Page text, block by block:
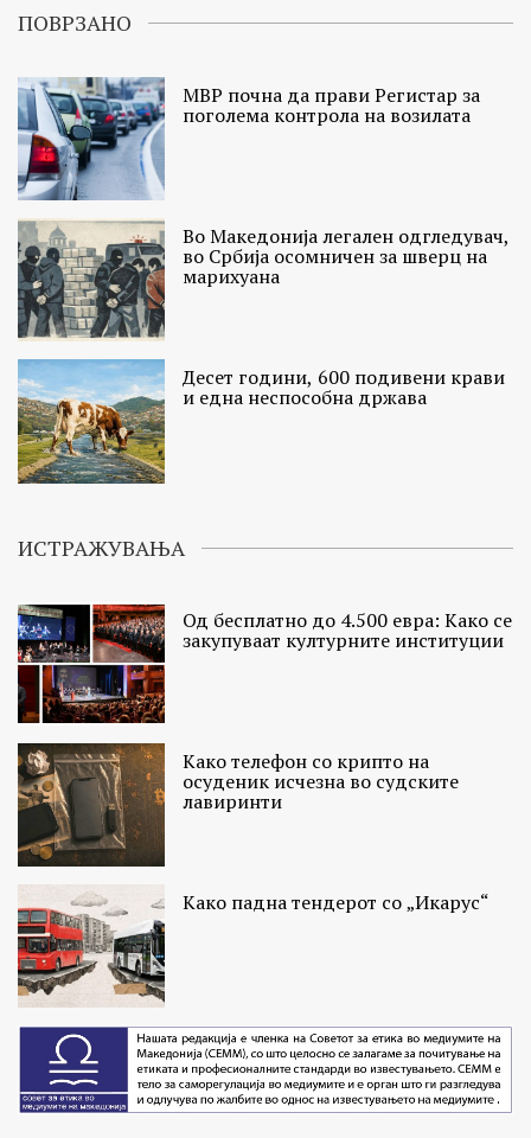
ПОВРЗАНО
МВР почна да прави Регистар за
поголема контрола на возилата
Во Македонија легален одгледувач,
во Србија осомничен за шверц на
марихуана
Десет години, 600 подивени крави
и една неспособна држава
ИСТРАЖУВАЊА
Од бесплатно до 4.500 евра: Како се
закупуваат културните институции
Како телефон со крипто на
осуденик исчезна во судските
лавиринти
Како падна тендерот со „Икарус“